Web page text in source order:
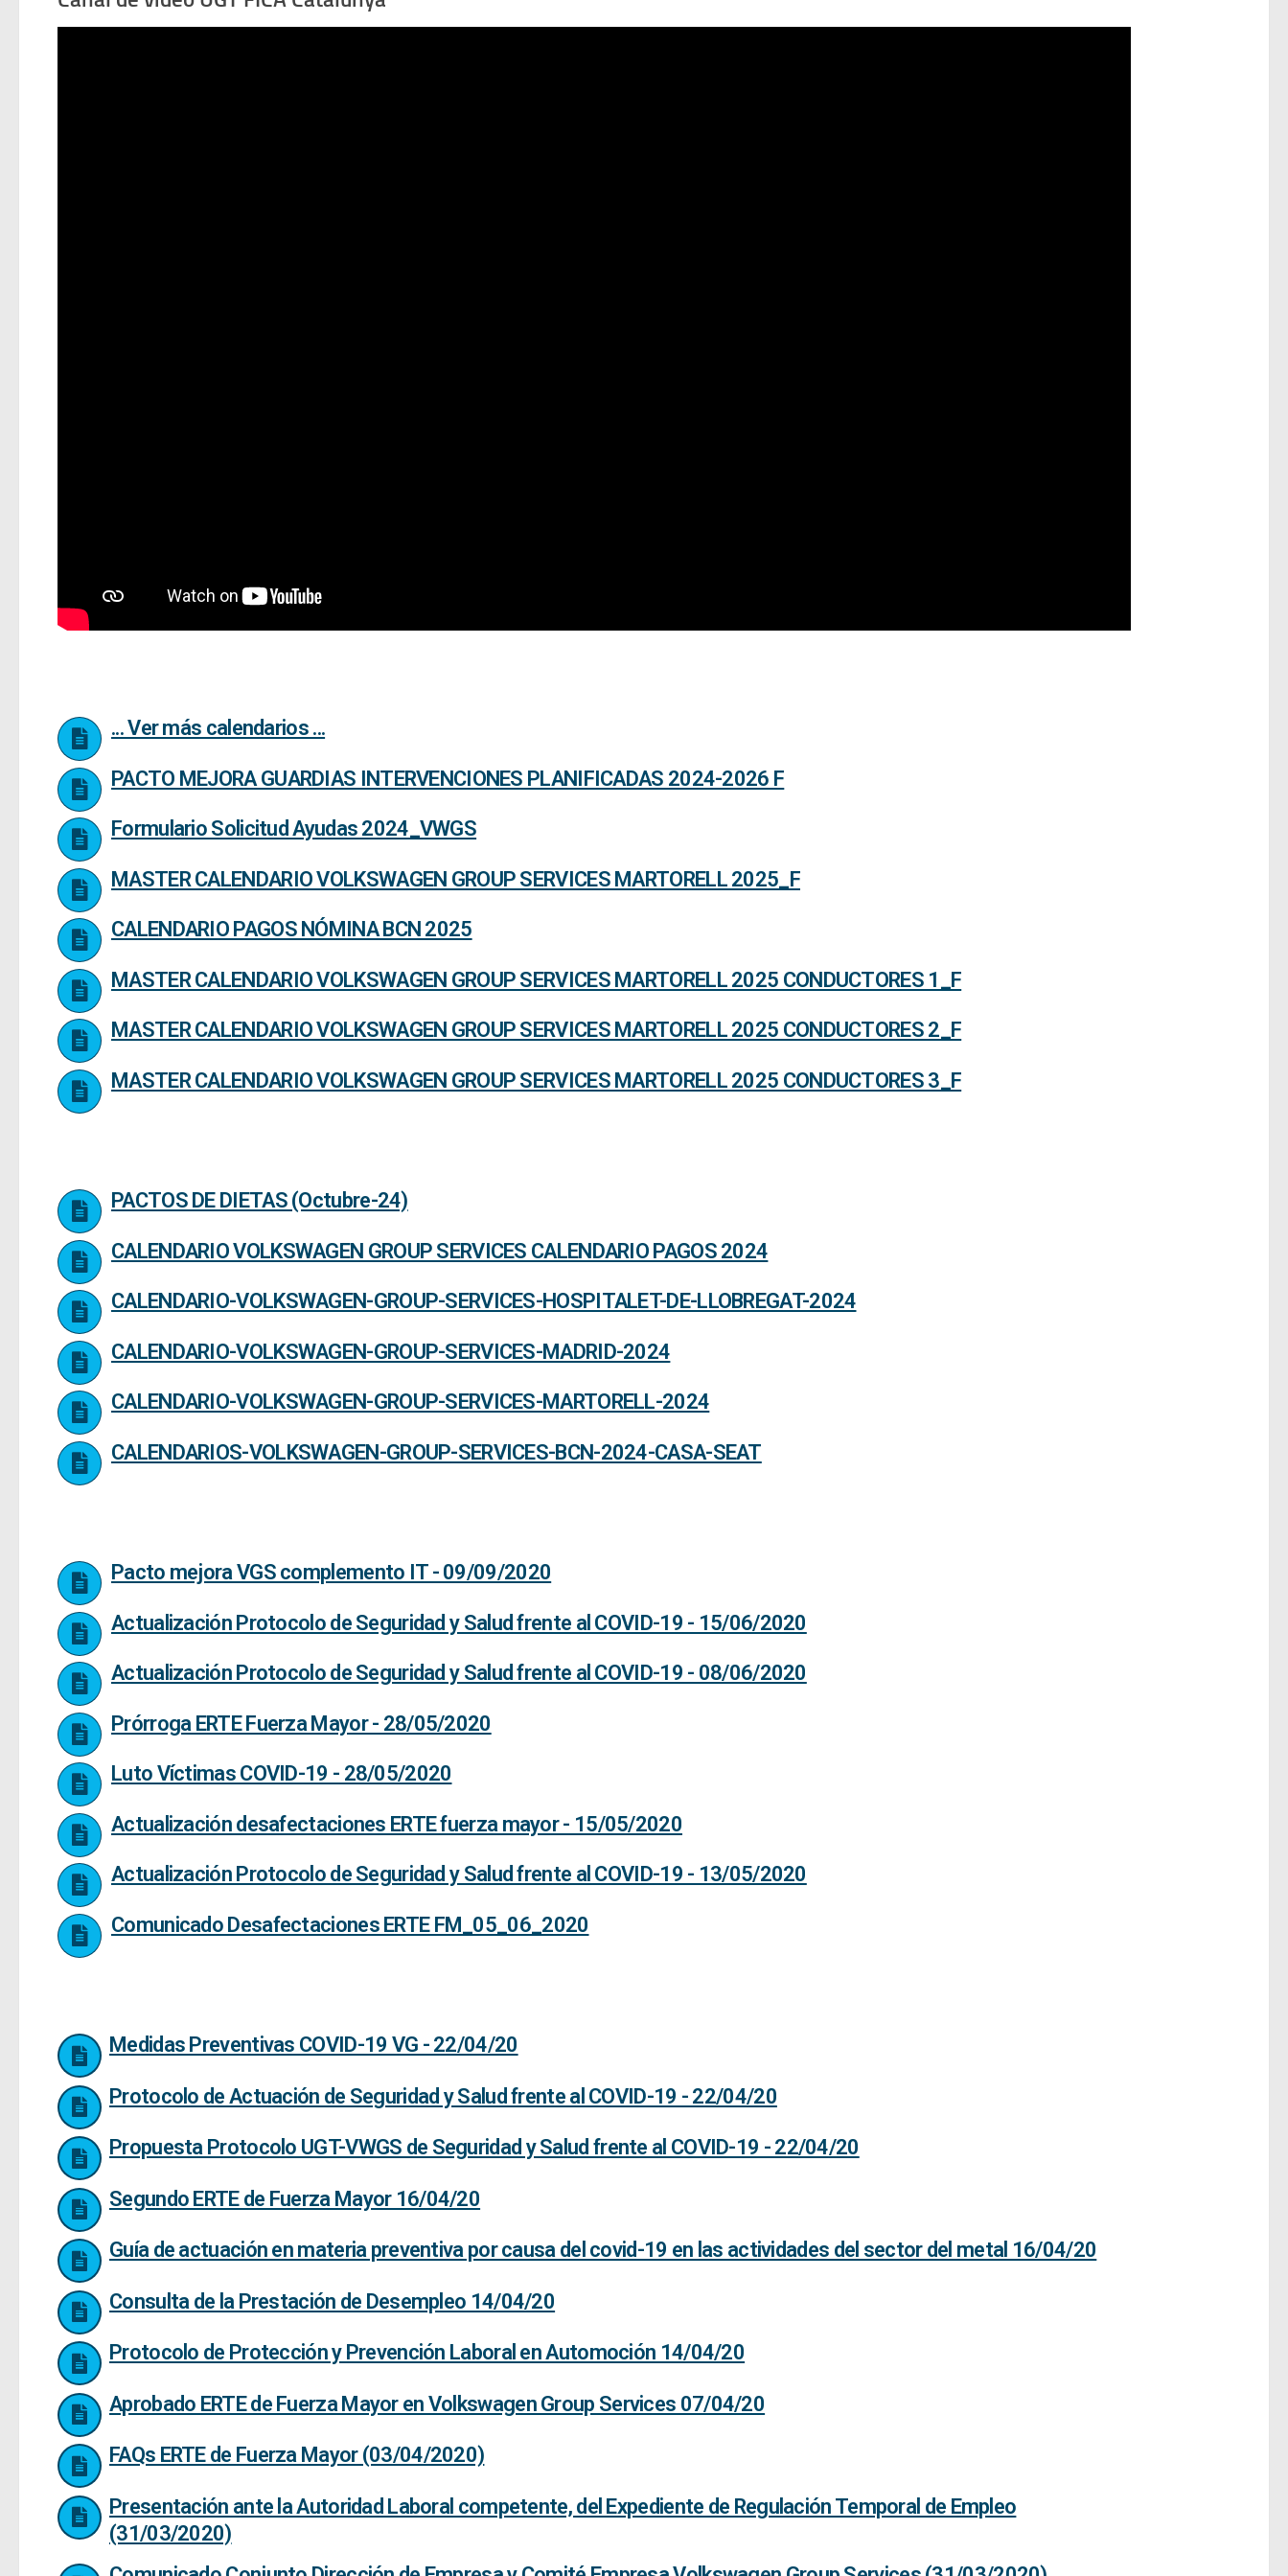
... Ver más calendarios ...
PACTO MEJORA GUARDIAS INTERVENCIONES PLANIFICADAS 2024-2026 F
Formulario Solicitud Ayudas 2024_VWGS
MASTER CALENDARIO VOLKSWAGEN GROUP SERVICES MARTORELL 2025_F
CALENDARIO PAGOS NÓMINA BCN 2025
MASTER CALENDARIO VOLKSWAGEN GROUP SERVICES MARTORELL 2025 CONDUCTORES 1_F
MASTER CALENDARIO VOLKSWAGEN GROUP SERVICES MARTORELL 2025 CONDUCTORES 2_F
MASTER CALENDARIO VOLKSWAGEN GROUP SERVICES MARTORELL 2025 CONDUCTORES 3_F
PACTOS DE DIETAS (Octubre-24)
CALENDARIO VOLKSWAGEN GROUP SERVICES CALENDARIO PAGOS 2024
CALENDARIO-VOLKSWAGEN-GROUP-SERVICES-HOSPITALET-DE-LLOBREGAT-2024
CALENDARIO-VOLKSWAGEN-GROUP-SERVICES-MADRID-2024
CALENDARIO-VOLKSWAGEN-GROUP-SERVICES-MARTORELL-2024
CALENDARIOS-VOLKSWAGEN-GROUP-SERVICES-BCN-2024-CASA-SEAT
Pacto mejora VGS complemento IT - 09/09/2020
Actualización Protocolo de Seguridad y Salud frente al COVID-19 - 15/06/2020
Actualización Protocolo de Seguridad y Salud frente al COVID-19 - 08/06/2020
Prórroga ERTE Fuerza Mayor - 28/05/2020
Luto Víctimas COVID-19 - 28/05/2020
Actualización desafectaciones ERTE fuerza mayor - 15/05/2020
Actualización Protocolo de Seguridad y Salud frente al COVID-19 - 13/05/2020
Comunicado Desafectaciones ERTE FM_05_06_2020
Medidas Preventivas COVID-19 VG - 22/04/20
Protocolo de Actuación de Seguridad y Salud frente al COVID-19 - 22/04/20
Propuesta Protocolo UGT-VWGS de Seguridad y Salud frente al COVID-19 - 22/04/20
Segundo ERTE de Fuerza Mayor 16/04/20
Guía de actuación en materia preventiva por causa del covid-19 en las actividades del sector del metal 16/04/20
Consulta de la Prestación de Desempleo 14/04/20
Protocolo de Protección y Prevención Laboral en Automoción 14/04/20
Aprobado ERTE de Fuerza Mayor en Volkswagen Group Services 07/04/20
FAQs ERTE de Fuerza Mayor (03/04/2020)
Presentación ante la Autoridad Laboral competente, del Expediente de Regulación Temporal de Empleo
(31/03/2020)